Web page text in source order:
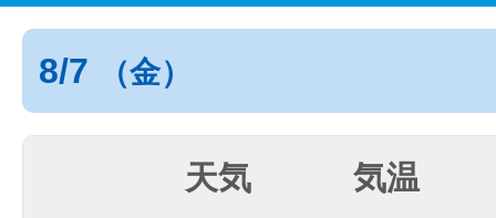
8/7 （金）
天気 気温